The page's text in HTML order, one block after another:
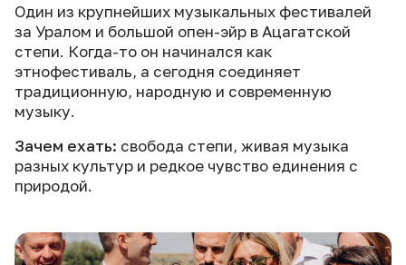
Один из крупнейших музыкальных фестивалей
за Уралом и большой опен-эйр в Ацагатской
степи. Когда-то он начинался как
этнофестиваль, а сегодня соединяет
традиционную, народную и современную
музыку.
Зачем ехать: свобода степи, живая музыка
разных культур и редкое чувство единения с
природой.